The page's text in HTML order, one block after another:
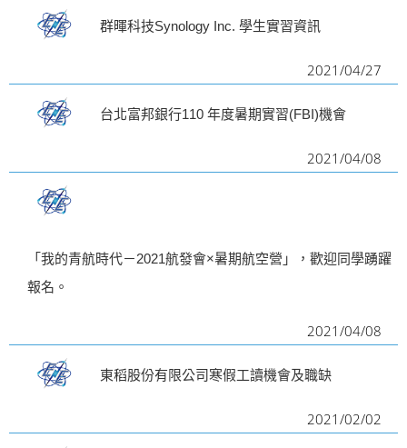
t
群暉科技Synology Inc. 學生實習資訊
2021/04/27
台北富邦銀行110 年度暑期實習(FBI)機會
2021/04/08
「我的青航時代－2021航發會×暑期航空營」，歡迎同學踴躍
報名。
2021/04/08
東稻股份有限公司寒假工讀機會及職缺
2021/02/02